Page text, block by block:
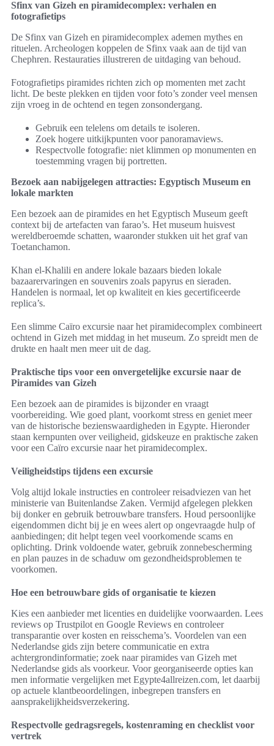
Sfinx van Gizeh en piramidecomplex: verhalen en
fotografietips
De Sfinx van Gizeh en piramidecomplex ademen mythes en
rituelen. Archeologen koppelen de Sfinx vaak aan de tijd van
Chephren. Restauraties illustreren de uitdaging van behoud.
Fotografietips piramides richten zich op momenten met zacht
licht. De beste plekken en tijden voor foto’s zonder veel mensen
zijn vroeg in de ochtend en tegen zonsondergang.
Gebruik een telelens om details te isoleren.
Zoek hogere uitkijkpunten voor panoramaviews.
Respectvolle fotografie: niet klimmen op monumenten en
toestemming vragen bij portretten.
Bezoek aan nabijgelegen attracties: Egyptisch Museum en
lokale markten
Een bezoek aan de piramides en het Egyptisch Museum geeft
context bij de artefacten van farao’s. Het museum huisvest
wereldberoemde schatten, waaronder stukken uit het graf van
Toetanchamon.
Khan el-Khalili en andere lokale bazaars bieden lokale
bazaarervaringen en souvenirs zoals papyrus en sieraden.
Handelen is normaal, let op kwaliteit en kies gecertificeerde
replica’s.
Een slimme Caïro excursie naar het piramidecomplex combineert
ochtend in Gizeh met middag in het museum. Zo spreidt men de
drukte en haalt men meer uit de dag.
Praktische tips voor een onvergetelijke excursie naar de
Piramides van Gizeh
Een bezoek aan de piramides is bijzonder en vraagt
voorbereiding. Wie goed plant, voorkomt stress en geniet meer
van de historische bezienswaardigheden in Egypte. Hieronder
staan kernpunten over veiligheid, gidskeuze en praktische zaken
voor een Caïro excursie naar het piramidecomplex.
Veiligheidstips tijdens een excursie
Volg altijd lokale instructies en controleer reisadviezen van het
ministerie van Buitenlandse Zaken. Vermijd afgelegen plekken
bij donker en gebruik betrouwbare transfers. Houd persoonlijke
eigendommen dicht bij je en wees alert op ongevraagde hulp of
aanbiedingen; dit helpt tegen veel voorkomende scams en
oplichting. Drink voldoende water, gebruik zonnebescherming
en plan pauzes in de schaduw om gezondheidsproblemen te
voorkomen.
Hoe een betrouwbare gids of organisatie te kiezen
Kies een aanbieder met licenties en duidelijke voorwaarden. Lees
reviews op Trustpilot en Google Reviews en controleer
transparantie over kosten en reisschema’s. Voordelen van een
Nederlandse gids zijn betere communicatie en extra
achtergrondinformatie; zoek naar piramides van Gizeh met
Nederlandse gids als voorkeur. Voor georganiseerde opties kan
men informatie vergelijken met Egypte4allreizen.com, let daarbij
op actuele klantbeoordelingen, inbegrepen transfers en
aansprakelijkheidsverzekering.
Respectvolle gedragsregels, kostenraming en checklist voor
vertrek